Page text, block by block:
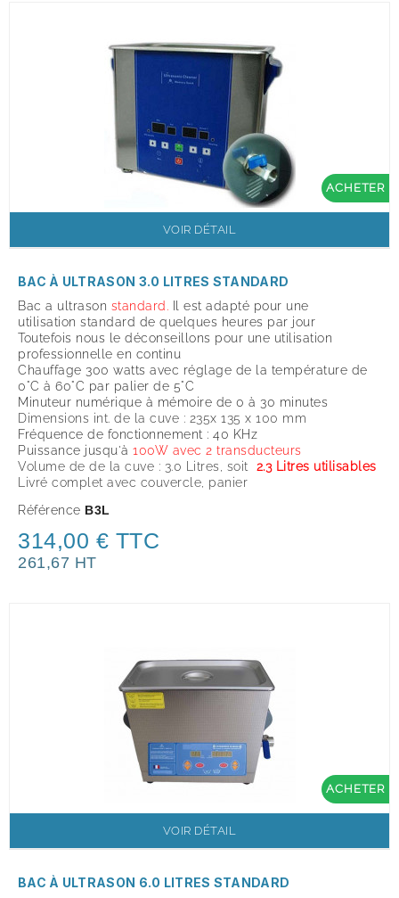
ACHETER
VOIR DÉTAIL
BAC À ULTRASON 3.0 LITRES STANDARD
Bac a ultrason standard. Il est adapté pour une
utilisation standard de quelques heures par jour
Toutefois nous le déconseillons pour une utilisation
professionnelle en continu
Chauffage 300 watts avec réglage de la température de
0°C à 60°C par palier de 5°C
Minuteur numérique à mémoire de 0 à 30 minutes
Dimensions int. de la cuve : 235x 135 x 100 mm
Fréquence de fonctionnement : 40 KHz
Puissance jusqu'à 100W avec 2 transducteurs
Volume de de la cuve : 3.0 Litres, soit 2.3 Litres utilisables
Livré complet avec couvercle, panier
Référence B3L
314,00 € TTC
261,67 HT
ACHETER
VOIR DÉTAIL
BAC À ULTRASON 6.0 LITRES STANDARD